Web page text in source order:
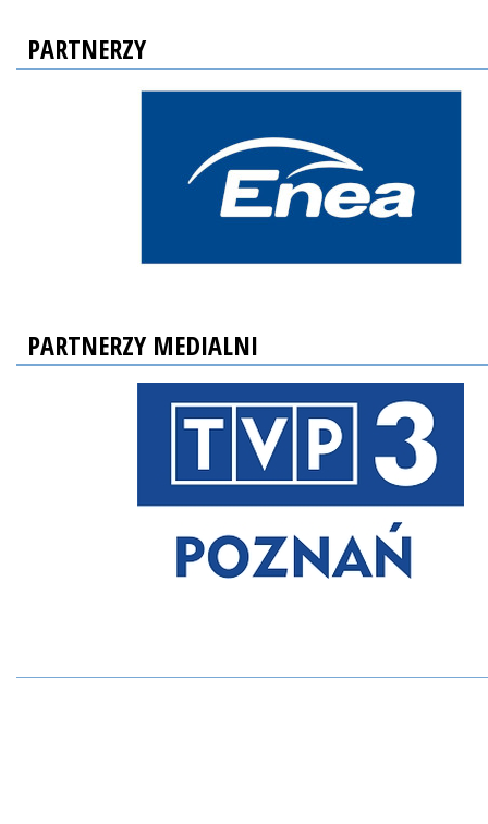
PARTNERZY
PARTNERZY MEDIALNI